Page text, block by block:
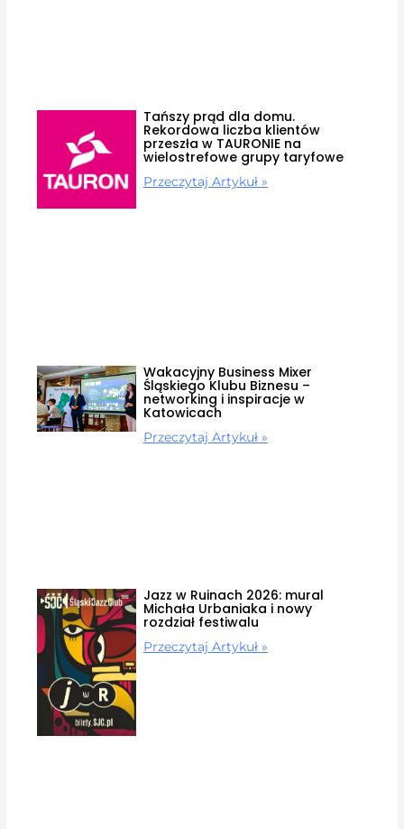
Tańszy prąd dla domu.
Rekordowa liczba klientów
przeszła w TAURONIE na
wielostrefowe grupy taryfowe
Przeczytaj Artykuł »
Wakacyjny Business Mixer
Śląskiego Klubu Biznesu –
networking i inspiracje w
Katowicach
Przeczytaj Artykuł »
Jazz w Ruinach 2026: mural
Michała Urbaniaka i nowy
rozdział festiwalu
Przeczytaj Artykuł »